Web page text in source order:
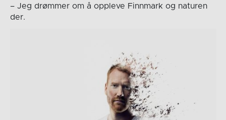
– Jeg drømmer om å oppleve Finnmark og naturen
der.